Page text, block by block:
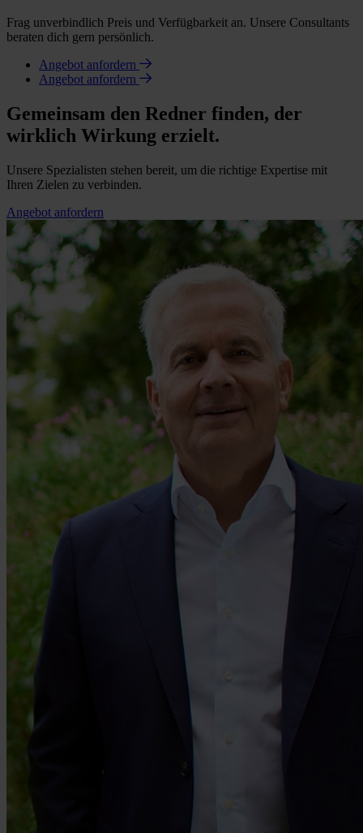
Frag unverbindlich Preis und Verfügbarkeit an. Unsere Consultants
beraten dich gern persönlich.
Angebot anfordern
Angebot anfordern
Gemeinsam den Redner finden, der
wirklich Wirkung erzielt.
Unsere Spezialisten stehen bereit, um die richtige Expertise mit
Ihren Zielen zu verbinden.
Angebot anfordern